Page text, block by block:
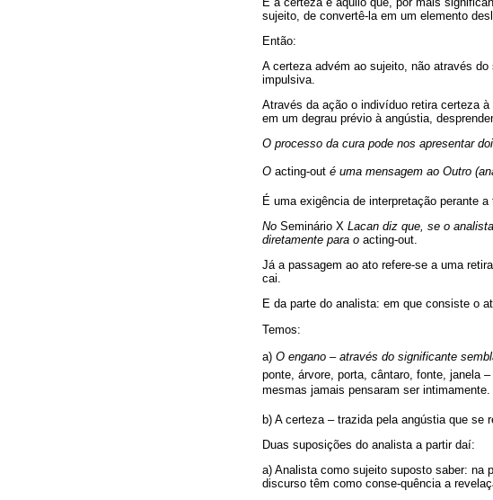
sujeito, de convertê-la em um elemento
Então:
A certeza advém ao sujeito, não através
impulsiva.
Através da ação o indivíduo retira certeza
em um degrau prévio à angústia,
O processo da cura pode nos apresentar
O acting-out é uma mensagem ao Outro
É uma exigência de interpretação perante
No Seminário X Lacan diz que, se o
diretamente para o acting-out.
Já a passagem ao ato refere-se a uma
cai.
E da parte do analista: em que consiste o
Temos:
a) O engano – através do significante
ponte, árvore, porta, cântaro, fonte, janela
mesmas jamais pensaram ser intimamente.
b) A certeza – trazida pela angústia que se
Duas suposições do analista a partir daí:
a) Analista como sujeito suposto saber: na
discurso têm como conse-quência a